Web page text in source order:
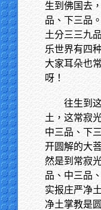
生到佛国去
品、下三品
土分三三九
乐世界有四
大家耳朵也
呀！
往生到
土，这常寂
中三品、下
开圆解的大
然是到常寂
品、中三品
实报庄严净
净土掌教是